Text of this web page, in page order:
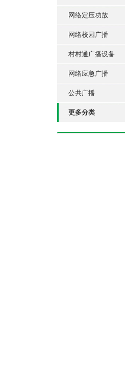
网络定压功放
网络校园广播
村村通广播设备
网络应急广播
公共广播
更多分类